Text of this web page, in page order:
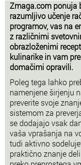
Zmaga.com ponuja
razumljivo učenje
programov, vas na
z različnimi
obrazloženimi
kulinarike in vam
domačimi opravili.
Poleg tega lahko
namenjene širjenju
preverite svoje
sistemom za
se dodajajo vsak
vaša vprašanja na
tudi aktivno
praktično znanje